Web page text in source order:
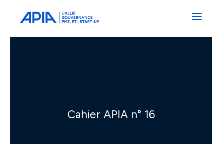
Professionnels
Indépendants
Cahier APIA n° 16